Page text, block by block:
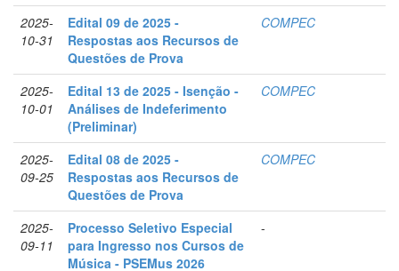
2025-
10-31
Edital 09 de 2025 -
Respostas aos Recursos de
Questões de Prova
COMPEC
2025-
10-01
Edital 13 de 2025 - Isenção -
Análises de Indeferimento
(Preliminar)
COMPEC
2025-
09-25
Edital 08 de 2025 -
Respostas aos Recursos de
Questões de Prova
COMPEC
2025-
09-11
Processo Seletivo Especial
para Ingresso nos Cursos de
Música - PSEMus 2026
-